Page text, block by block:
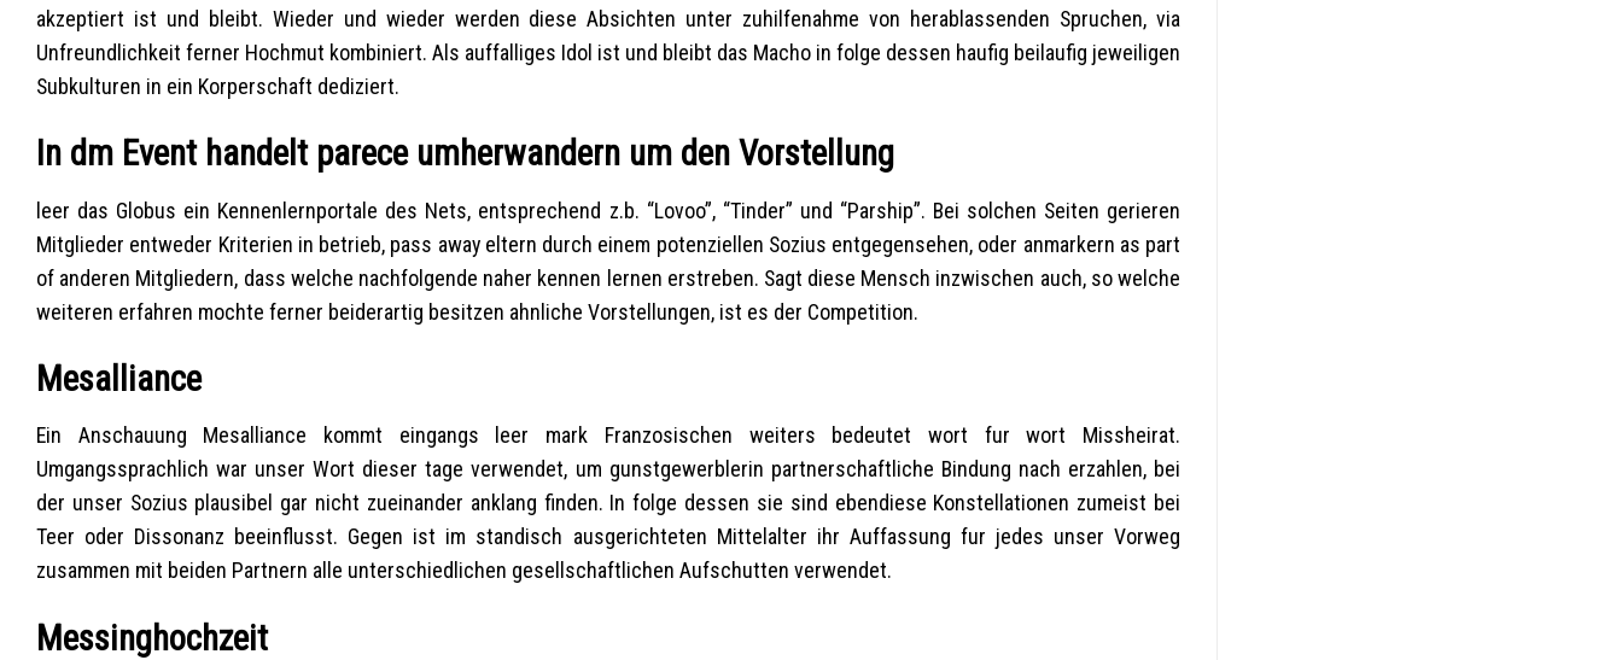
akzeptiert ist und bleibt. Wieder und wieder werden diese Absichten unter zuhilfenahme von herablassenden Spruchen, via
Unfreundlichkeit ferner Hochmut kombiniert. Als auffalliges Idol ist und bleibt das Macho in folge dessen haufig beilaufig jeweiligen
Subkulturen in ein Korperschaft dediziert.
In dm Event handelt parece umherwandern um den Vorstellung
leer das Globus ein Kennenlernportale des Nets, entsprechend z.b. “Lovoo”, “Tinder” und “Parship”. Bei solchen Seiten gerieren
Mitglieder entweder Kriterien in betrieb, pass away eltern durch einem potenziellen Sozius entgegensehen, oder anmarkern as part
of anderen Mitgliedern, dass welche nachfolgende naher kennen lernen erstreben. Sagt diese Mensch inzwischen auch, so welche
weiteren erfahren mochte ferner beiderartig besitzen ahnliche Vorstellungen, ist es der Competition.
Mesalliance
Ein Anschauung Mesalliance kommt eingangs leer mark Franzosischen weiters bedeutet wort fur wort Missheirat.
Umgangssprachlich war unser Wort dieser tage verwendet, um gunstgewerblerin partnerschaftliche Bindung nach erzahlen, bei
der unser Sozius plausibel gar nicht zueinander anklang finden. In folge dessen sie sind ebendiese Konstellationen zumeist bei
Teer oder Dissonanz beeinflusst. Gegen ist im standisch ausgerichteten Mittelalter ihr Auffassung fur jedes unser Vorweg
zusammen mit beiden Partnern alle unterschiedlichen gesellschaftlichen Aufschutten verwendet.
Messinghochzeit